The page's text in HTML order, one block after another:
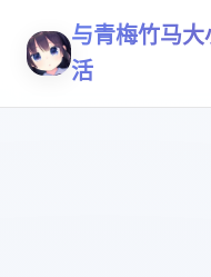
与青梅竹马
活